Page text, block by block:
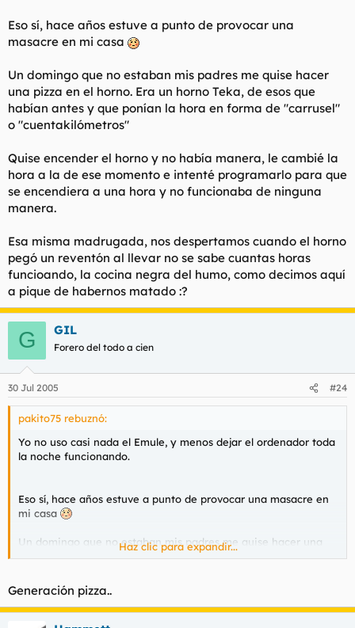
Eso sí, hace años estuve a punto de provocar una
masacre en mi casa
Un domingo que no estaban mis padres me quise hacer
una pizza en el horno. Era un horno Teka, de esos que
habían antes y que ponían la hora en forma de "carrusel"
o "cuentakilómetros"
Quise encender el horno y no había manera, le cambié la
hora a la de ese momento e intenté programarlo para que
se encendiera a una hora y no funcionaba de ninguna
manera.
Esa misma madrugada, nos despertamos cuando el horno
pegó un reventón al llevar no se sabe cuantas horas
funcioando, la cocina negra del humo, como decimos aquí
a pique de habernos matado :?
G GIL
Forero del todo a cien
30 Jul 2005 #24
pakito75 rebuznó:
Yo no uso casi nada el Emule, y menos dejar el ordenador toda
la noche funcionando.
Eso sí, hace años estuve a punto de provocar una masacre en
mi casa
Un domingo que no estaban mis padres me quise hacer una
pizza en el horno. Era un horno Teka, de esos que habían antes
"cuentakilómetros"
Quise encender el horno y no había manera, le cambié la hora
Haz clic para expandir...
Generación pizza..